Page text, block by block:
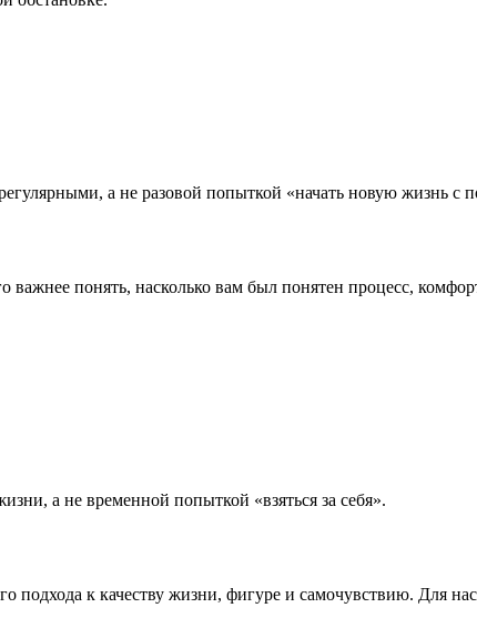
а не разовой попыткой «начать новую жизнь с
понять, насколько вам был понятен процесс,
а не временной попыткой «взяться за себя».
подхода к качеству жизни, фигуре и самочувствию. Для